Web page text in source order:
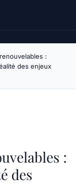
:
des enjeux
:
des